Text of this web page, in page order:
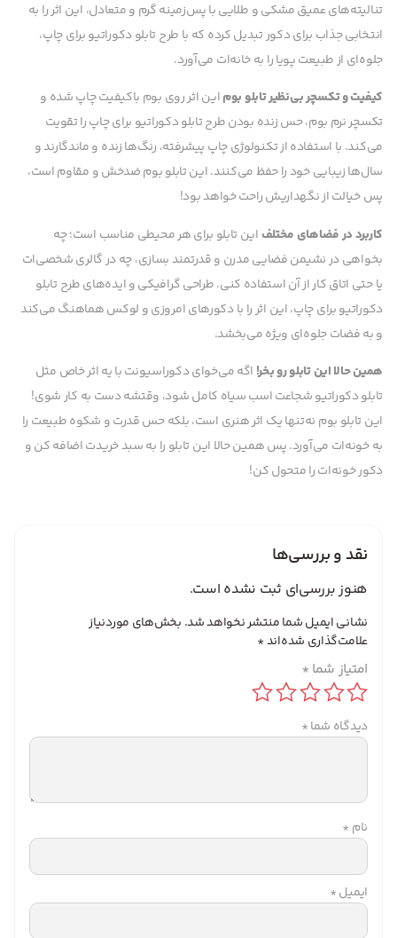
تنالیته‌های عمیق مشکی و طلایی با پس‌زمینه گرم و متعادل، این اثر را به
انتخابی جذاب برای دکور تبدیل کرده که با طرح تابلو دکوراتیو برای چاپ،
جلوه‌ای از طبیعت پویا را به خانه‌ات می‌آورد.
کیفیت و تکسچر بی‌نظیر تابلو بوماین اثر روی بوم باکیفیت چاپ شده و
تکسچر نرم بوم، حس زنده بودن طرح تابلو دکوراتیو برای چاپ را تقویت
می‌کند. با استفاده از تکنولوژی چاپ پیشرفته، رنگ‌ها زنده و ماندگارند و
سال‌ها زیبایی خود را حفظ می‌کنند. این تابلو بوم ضدخش و مقاوم است،
پس خیالت از نگهداریش راحت خواهد بود!
کاربرد در فضاهای مختلف این تابلو برای هر محیطی مناسب است؛ چه
بخواهی در نشیمن فضایی مدرن و قدرتمند بسازی، چه در گالری شخصی‌ات
یا حتی اتاق کار از آن استفاده کنی. طراحی گرافیکی و ایده‌های طرح تابلو
دکوراتیو برای چاپ، این اثر را با دکورهای امروزی و لوکس هماهنگ می‌کند
و به فضات جلوه‌ای ویژه می‌بخشد.
همین حالا این تابلو رو بخر! اگه می‌خوای دکوراسیونت با یه اثر خاص مثل
تابلو دکوراتیو شجاعت اسب سیاه کامل شود، وقتشه دست به کار شوی!
این تابلو بوم نه‌تنها یک اثر هنری است، بلکه حس قدرت و شکوه طبیعت را
به خونه‌ات می‌آورد. پس همین حالا این تابلو را به سبد خریدت اضافه کن و
دکور خونه‌ات را متحول کن!
نقد و بررسی‌ها
هنوز بررسی‌ای ثبت نشده است.
نشانی ایمیل شما منتشر نخواهد شد. بخش‌های موردنیاز
علامت‌گذاری شده‌اند*
امتیاز شما *
دیدگاه شما*
نام *
ایمیل*